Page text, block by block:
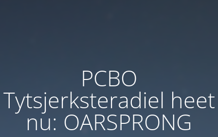
PCBO
Tytsjerksteradiel heet
nu: OARSPRONG